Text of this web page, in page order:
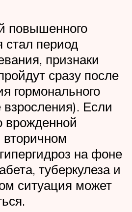
повышенного
стал период
признаки
сразу после
гормонального
Если
врожденной
вторичном
на фоне
туберкулеза и
ситуация может